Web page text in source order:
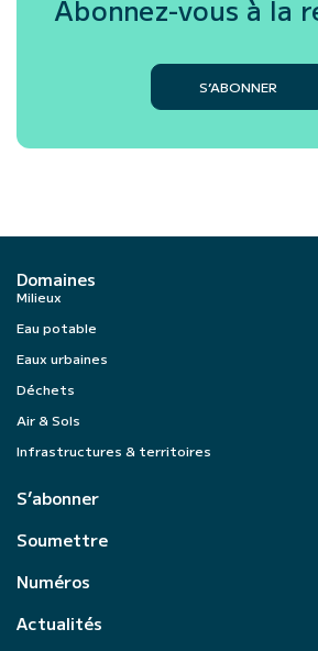
Abonnez-vous à la
S’ABONNER
Domaines
Milieux
Eau potable
Eaux urbaines
Déchets
Air & Sols
Infrastructures & territoires
S’abonner
Soumettre
Numéros
Actualités